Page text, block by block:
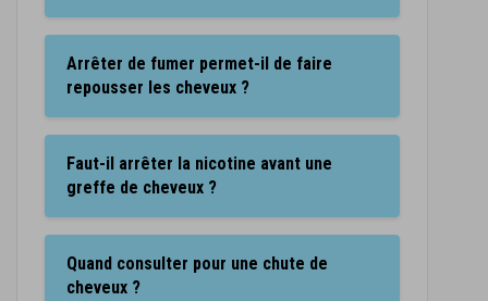
Arrêter de fumer permet-il de faire
repousser les cheveux ?
Faut-il arrêter la nicotine avant une
greffe de cheveux ?
Quand consulter pour une chute de
cheveux ?